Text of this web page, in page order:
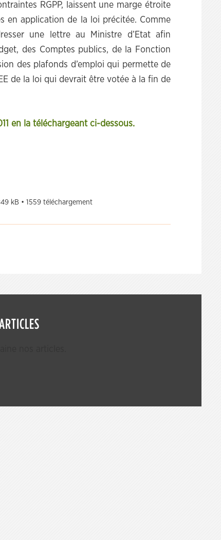
RGPP, laissent une marge étroite
en application de la loi précitée. Comme
une lettre au Ministre d’Etat afin
des Comptes publics, de la Fonction
des plafonds d’emploi qui permette de
de la loi qui devrait être votée à la fin de
en la téléchargeant ci-dessous.
kB • 1559 téléchargement